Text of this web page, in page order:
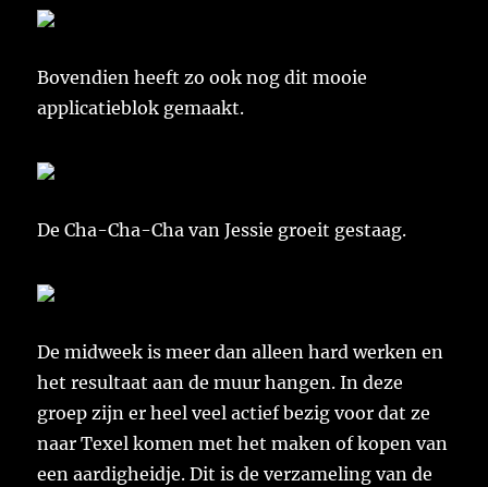
Bovendien heeft zo ook nog dit mooie
applicatieblok gemaakt.
De Cha-Cha-Cha van Jessie groeit gestaag.
De midweek is meer dan alleen hard werken en
het resultaat aan de muur hangen. In deze
groep zijn er heel veel actief bezig voor dat ze
naar Texel komen met het maken of kopen van
een aardigheidje. Dit is de verzameling van de